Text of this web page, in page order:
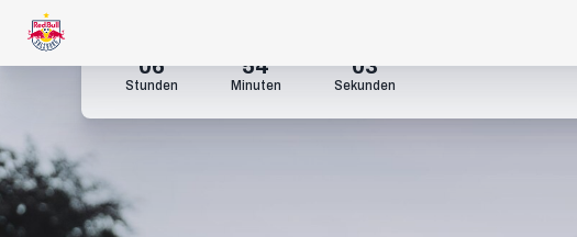
06
Stunden
54
Minuten
02
Sekunden